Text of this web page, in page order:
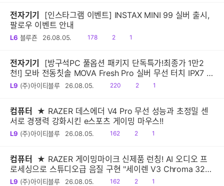
전자기기
[인스타그램 이벤트] INSTAX MINI 99 실버 출시,
팔로우 이벤트 안내
L6 블루죤 26.08.05.
읽
178
공
2
댓1
전자기기
[방구석PC 풀옵션 패키지 단독특가!최종가 1만2
천!] 모바 전동칫솔 MOVA Fresh Pro 실버 무선 터치 IPX7 방
수 10단계 진동 음파 전동칫솔
L9 (주)아이티블루 26.08.05.
읽
220
공
2
댓1
컴퓨터
★ RAZER 데스에더 V4 Pro 무선 성능과 초정밀 센
서로 경쟁력 강화시킨 e스포츠 게이밍 마우스!!
L9 (주)아이티블루 26.08.05.
읽
162
공
2
댓1
컴퓨터
★ RAZER 게이밍마이크 신제품 런칭! AI 오디오 프
로세싱으로 스튜디오급 음질 구현 "세이렌 V3 Chroma 32-
Bit DSP"
L9 (주)아이티블루 26.08.05.
읽
162
공
2
댓1